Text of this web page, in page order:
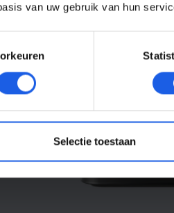
van uw gebruik van hun
Selectie toestaan